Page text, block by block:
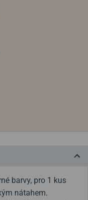
barvy, pro 1 kus
nátahem.